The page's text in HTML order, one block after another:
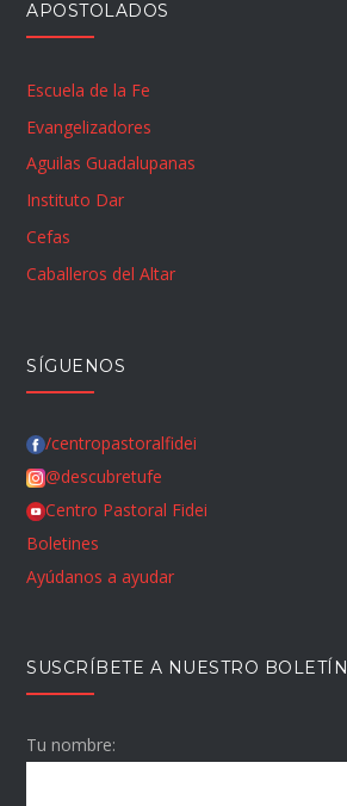
APOSTOLADOS
Escuela de la Fe
Evangelizadores
Aguilas Guadalupanas
Instituto Dar
Cefas
Caballeros del Altar
SÍGUENOS
/centropastoralfidei
@descubretufe
Centro Pastoral Fidei
Boletines
Ayúdanos a ayudar
SUSCRÍBETE A NUESTRO BOLETÍN
Tu nombre: